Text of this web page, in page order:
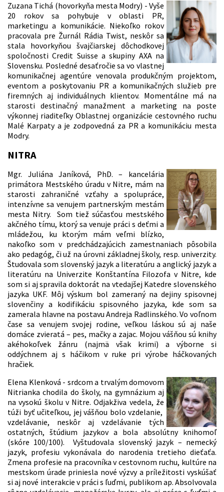
Zuzana Tichá (hovorkyňa mesta Modry) - Vyše
20 rokov sa pohybuje v oblasti PR,
marketingu a komunikácie. Niekoľko rokov
pracovala pre Žurnál Rádia Twist, neskôr sa
stala hovorkyňou švajčiarskej dôchodkovej
spoločnosti Credit Suisse a skupiny AXA na
Slovensku. Posledné desaťročie sa vo vlastnej
komunikačnej agentúre venovala produkčným projektom,
eventom a poskytovaniu PR a komunikačných služieb pre
firemných aj individuálnych klientov. Momentálne má na
starosti destinačný manažment a marketing na poste
výkonnej riaditeľky Oblastnej organizácie cestovného ruchu
Malé Karpaty a je zodpovedná za PR a komunikáciu mesta
Modry.
NITRA
Mgr. Juliána Janíková, PhD. – kancelária
primátora Mestského úradu v Nitre, mám na
starosti zahraničné vzťahy a spolupráce,
intenzívne sa venujem partnerským mestám
mesta Nitry. Som tiež súčasťou mestského
akčného tímu, ktorý sa venuje práci s deťmi a
mládežou, ku ktorým mám veľmi blízko,
nakoľko som v predchádzajúcich zamestnaniach pôsobila
ako pedagóg, či už na úrovni základnej školy, resp. univerzity.
Študovala som slovenský jazyk a literatúru a anglický jazyk a
literatúru na Univerzite Konštantína Filozofa v Nitre, kde
som si aj spravila doktorát na vtedajšej Katedre slovenského
jazyka UKF. Môj výskum bol zameraný na dejiny spisovnej
slovenčiny a kodifikáciu spisovného jazyka, kde som sa
zamerala hlavne na postavu Andreja Radlinského. Vo voľnom
čase sa venujem svojej rodine, veľkou láskou sú aj naše
domáce zvieratá – pes, mačky a zajac. Mojou vášňou sú knihy
akéhokoľvek žánru (najmä však krimi) a výborne si
oddýchnem aj s háčikom v ruke pri výrobe háčkovaných
hračiek.
Elena Klenková - srdcom a trvalým domovom
Nitrianka chodila do školy, na gymnázium aj
na vysokú školu v Nitre. Odjakživa vedela, že
túži byť učiteľkou, jej vášňou bolo vzdelanie,
vzdelávanie, neskôr aj vzdelávanie tých
ostatných, štúdium jazykov a bola absolútny knihomoľ
(skóre 100/100). Vyštudovala slovenský jazyk – nemecký
jazyk, profesiu vykonávala do narodenia tretieho dieťaťa.
Zmena profesie na pracovníka v cestovnom ruchu, kultúre na
mestskom úrade priniesla nové výzvy a príležitosti vyskúšať
si aj nové interakcie v práci s ľuďmi, publikom ap. Absolvovala